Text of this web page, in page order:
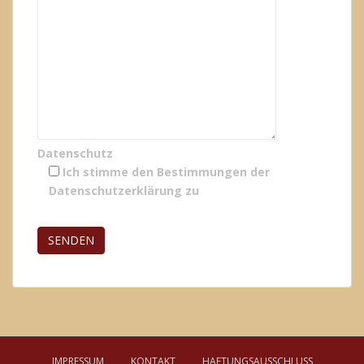
Datenschutz
Ich stimme den Bestimmungen der
Datenschutzerklärung zu
IMPRESSUM KONTAKT HAFTUNGSAUSSCHLUSS